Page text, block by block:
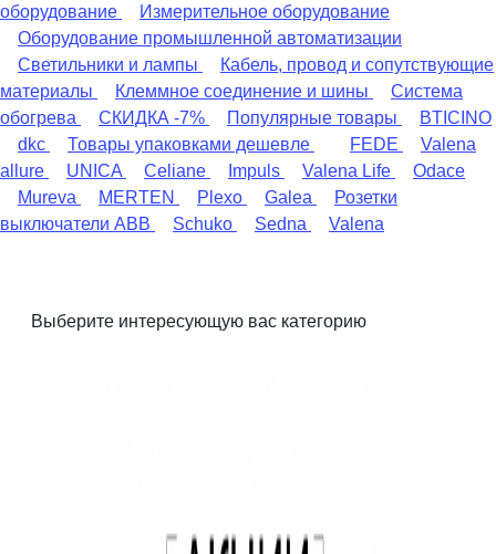
оборудование
Измерительное оборудование
Оборудование промышленной автоматизации
Светильники и лампы
Кабель, провод и сопутствующие
материалы
Клеммное соединение и шины
Система
обогрева
СКИДКА -7% Популярные товары
BTICINO
dkc
Товары упаковками дешевле FEDE
Valena
allure
UNICA Celiane Impuls Valena Life
Odace
Mureva
MERTEN Plexo Galea
Розетки
выключатели ABB
Schuko Sedna Valena
Выберите интересующую вас категорию